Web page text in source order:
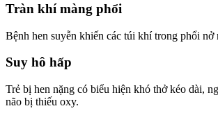
Tràn khí màng phổi
Bệnh hen suyễn khiến các túi khí trong phổi
Suy hô hấp
Trẻ bị hen nặng có biểu hiện khó thở kéo dài,
não bị thiếu oxy.